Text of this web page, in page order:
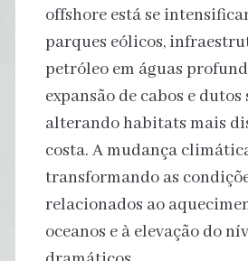
offshore está se
parques eólicos,
petróleo em águas
expansão de cabos e
alterando habitats mais
costa. A mudança
transformando as
relacionados ao
oceanos e à elevação do